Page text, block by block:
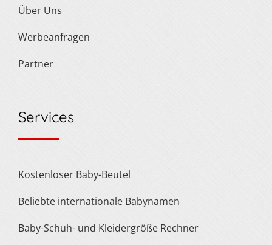
Über Uns
Werbeanfragen
Partner
Services
Kostenloser Baby-Beutel
Beliebte internationale Babynamen
Baby-Schuh- und Kleidergröße Rechner